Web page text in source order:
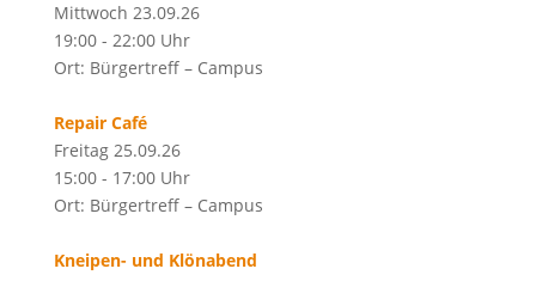
Mittwoch 23.09.26
19:00 - 22:00 Uhr
Ort: Bürgertreff – Campus
Repair Café
Freitag 25.09.26
15:00 - 17:00 Uhr
Ort: Bürgertreff – Campus
Kneipen- und Klönabend